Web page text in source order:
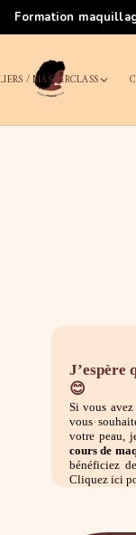
Les meilleurs
/ MASTERCLASS
J’espère
😊
Si vous
vous
votre peau,
cours de
bénéficiez
Cliquez ici